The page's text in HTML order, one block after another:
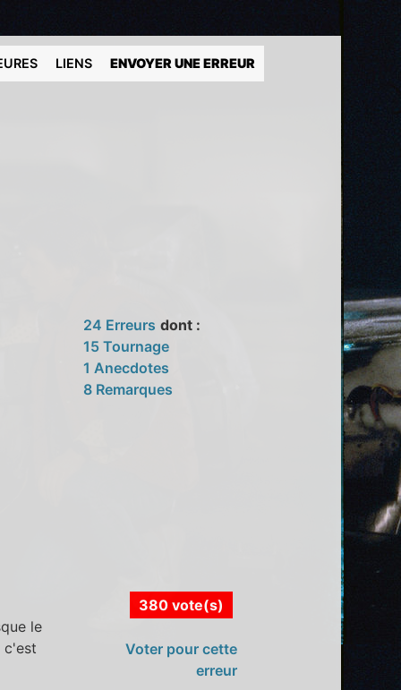
LIENS ENVOYER UNE ERREUR
24 Erreurs dont :
15 Tournage
1 Anecdotes
8 Remarques
le
c'est
380 vote(s)
Voter pour cette
erreur